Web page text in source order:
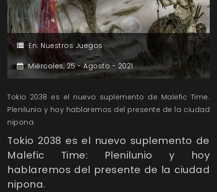
En: Nuestros Juegos
Miércoles,25 -Agosto - 2021
Tokio 2038 es el nuevo suplemento de Malefic Time:
Plenilunio y hoy hablaremos del presente de la ciudad
nipona.
Tokio 2038 es el nuevo suplemento de
Malefic Time: Plenilunio y hoy
hablaremos del presente de la ciudad
nipona.